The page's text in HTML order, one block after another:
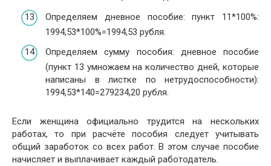
Определяем дневное пособие: пункт 11*100%:
1994,53*100%=1994,53 рубля.
Определяем сумму пособия: дневное пособие
(пункт 13 умножаем на количество дней, которые
написаны в листке по нетрудоспособности):
1994,53*140=279234,20 рубля.
Если женщина официально трудится на нескольких
работах, то при расчёте пособия следует учитывать
общий заработок со всех работ. В этом случае пособие
начисляет и выплачивает каждый работодатель.